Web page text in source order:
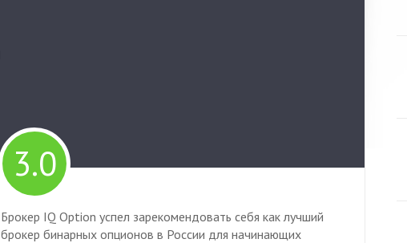
3.0
Брокер IQ Option успел зарекомендовать себя как лучший
брокер бинарных опционов в России для начинающих